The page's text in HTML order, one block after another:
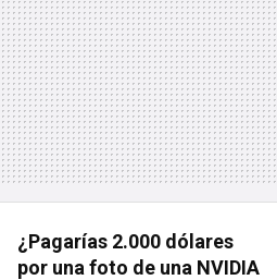
¿Pagarías 2.000 dólares
por una foto de una NVIDIA